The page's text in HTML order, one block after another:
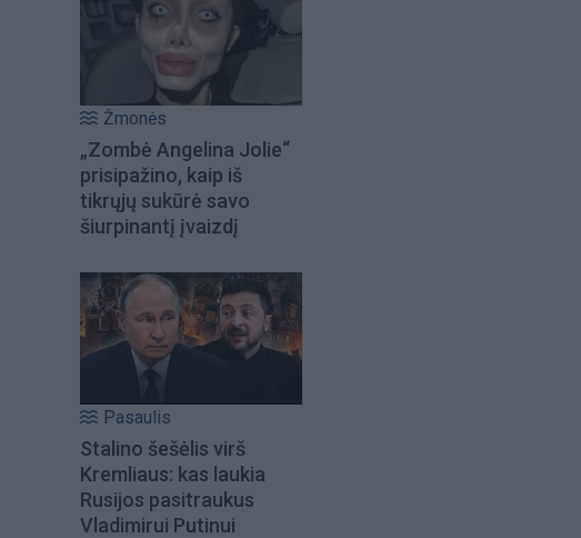
Žmonės
„Zombė Angelina Jolie“
prisipažino, kaip iš
tikrųjų sukūrė savo
šiurpinantį įvaizdį
Pasaulis
Stalino šešėlis virš
Kremliaus: kas laukia
Rusijos pasitraukus
Vladimirui Putinui